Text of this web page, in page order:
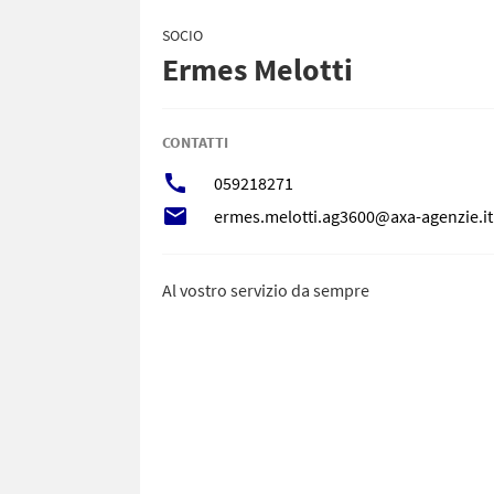
SOCIO
Ermes Melotti
CONTATTI
call 059218271
local_post_office ermes.melotti.ag3600@axa-agenzie.it
Al vostro servizio da sempre